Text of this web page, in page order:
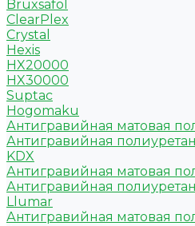
Bruxsafol
ClearPlex
Crystal
Hexis
HX20000
HX30000
Suptac
Hogomaku
Антигравийная матовая
Антигравийная
KDX
Антигравийная матовая
Антигравийная
Llumar
Антигравийная матовая